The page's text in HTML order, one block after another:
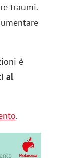
traumi.
è
al
.